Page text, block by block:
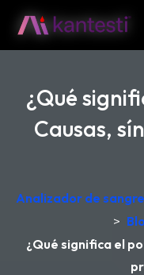
¿Qué
Causas,
Analizador de
>
¿Qué significa el